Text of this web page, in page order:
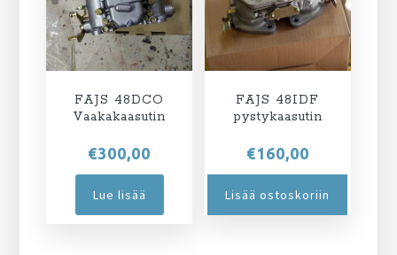
FAJS 48DCO
Vaakakaasutin
€300,00
Lue lisää
FAJS 48IDF
pystykaasutin
€160,00
Lisää ostoskoriin